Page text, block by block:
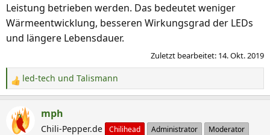
Leistung betrieben werden. Das bedeutet weniger
Wärmeentwicklung, besseren Wirkungsgrad der LEDs
und längere Lebensdauer.
Zuletzt bearbeitet: 14. Okt. 2019
R
e
a
k
led-tech und Talismann
mph
Chili-Pepper.de Chilihead Administrator Moderator